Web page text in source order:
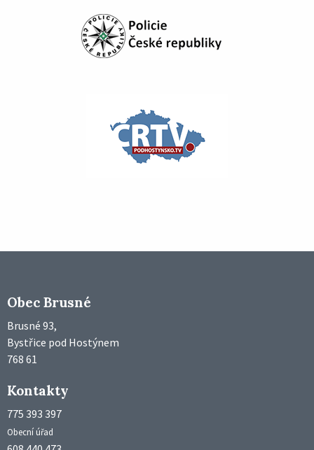
Obec Brusné
Brusné 93,
Bystřice pod Hostýnem
768 61
Kontakty
775 393 397
Obecní úřad